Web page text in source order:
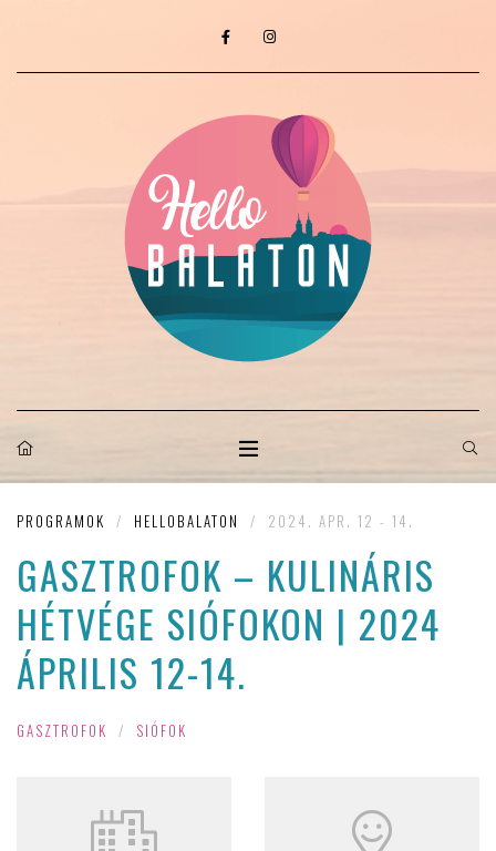
PROGRAMOK / HELLOBALATON / 2024. APR. 12 - 14.
GASZTROFOK – KULINÁRIS
HÉTVÉGE SIÓFOKON | 2024
ÁPRILIS 12-14.
GASZTROFOK / SIÓFOK